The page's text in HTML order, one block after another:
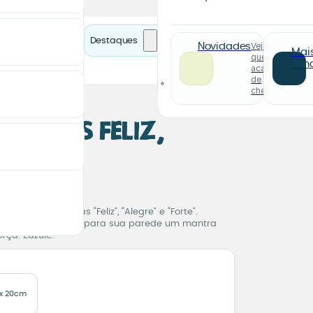
Destaques
NovidadesVeja o
que
acabou
de
chegar
Feliz,
com as palavras “Feliz”, “Alegre” e “Forte”.
e leve para sua parede um mantra
Zazulê.
20cm